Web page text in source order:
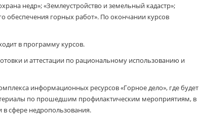
недр»; «Землеустройство и земельный кадастр»;
обеспечения горных работ». По окончании курсов
в программу курсов.
и аттестации по рациональному использованию и
информационных ресурсов «Горное дело», где будет
по прошедшим профилактическим мероприятиям, в
сфере недропользования.